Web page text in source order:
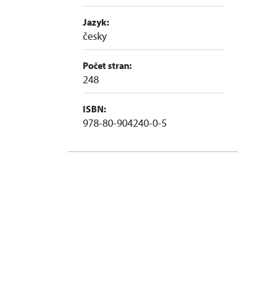
Jazyk:
česky
Počet stran:
248
ISBN:
978-80-904240-0-5